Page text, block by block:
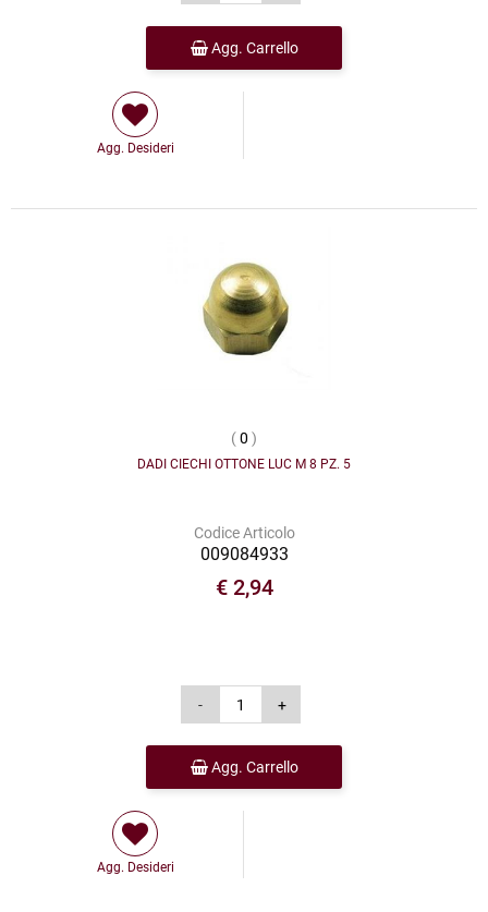
Agg. Carrello
Agg. Desideri
(0 )
DADI CIECHI OTTONE LUC M 8 PZ. 5
Codice Articolo
009084933
€ 2,94
Agg. Carrello
Agg. Desideri